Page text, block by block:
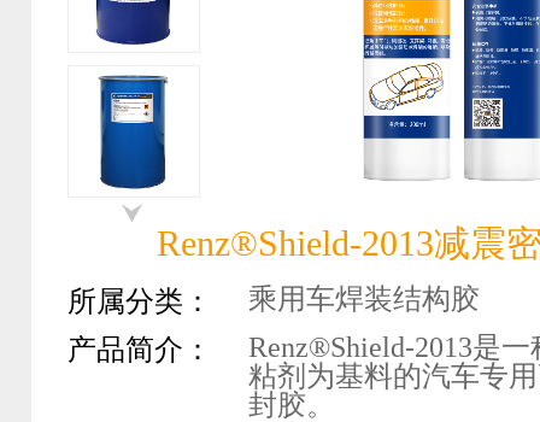
Renz®Shield-2013减震
所属分类：
乘用车焊装结构胶
产品简介：
Renz®Shield-2013是
粘剂为基料的汽车专
封胶。